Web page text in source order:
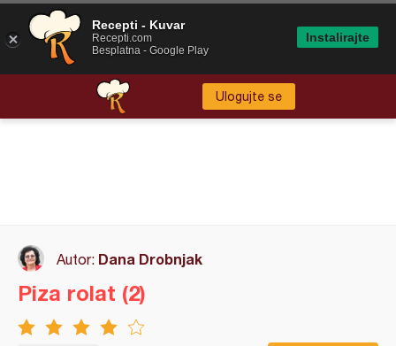
Ulogujte se
Autor: Dana Drobnjak
Piza rolat (2)
Recepti - Kuvar
Recepti.com
Besplatna - Google Play
Instalirajte